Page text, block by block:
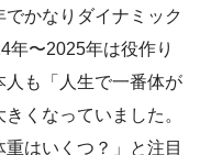
かなりダイナミック
年〜2025年は役作り
も「人生で一番体が
くなっていました。
はいくつ？」と注目